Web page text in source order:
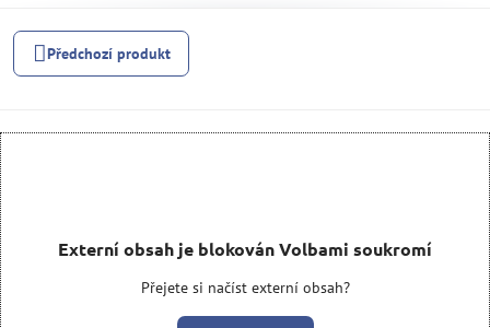
Předchozí produkt
Externí obsah je blokován Volbami soukromí
Přejete si načíst externí obsah?